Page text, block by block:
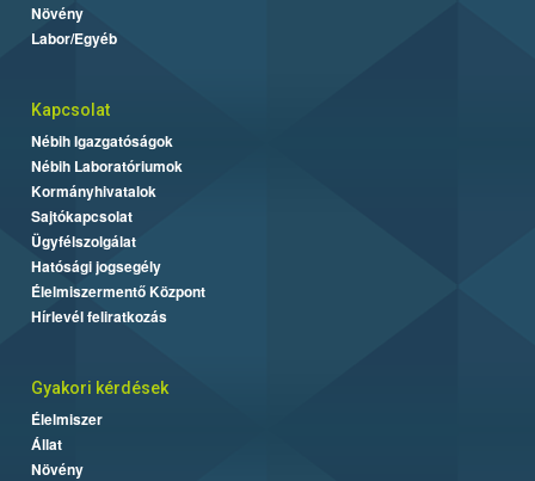
Növény
Labor/Egyéb
Kapcsolat
Nébih Igazgatóságok
Nébih Laboratóriumok
Kormányhivatalok
Sajtókapcsolat
Ügyfélszolgálat
Hatósági jogsegély
Élelmiszermentő Központ
Hírlevél feliratkozás
Gyakori kérdések
Élelmiszer
Állat
Növény